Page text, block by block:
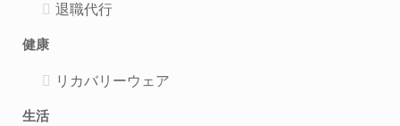
退職代行
健康
リカバリーウェア
生活